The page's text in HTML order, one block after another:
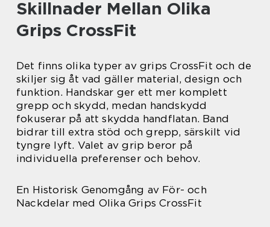
Skillnader Mellan Olika
Grips CrossFit
Det finns olika typer av grips CrossFit och de
skiljer sig åt vad gäller material, design och
funktion. Handskar ger ett mer komplett
grepp och skydd, medan handskydd
fokuserar på att skydda handflatan. Band
bidrar till extra stöd och grepp, särskilt vid
tyngre lyft. Valet av grip beror på
individuella preferenser och behov.
En Historisk Genomgång av För- och
Nackdelar med Olika Grips CrossFit